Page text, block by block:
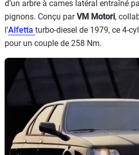
d’un arbre à cames latéral entraîné
pignons. Conçu parVM Motori,
l’Alfetta turbo-diesel de 1979, ce 4-
pour un couple de 258 Nm.